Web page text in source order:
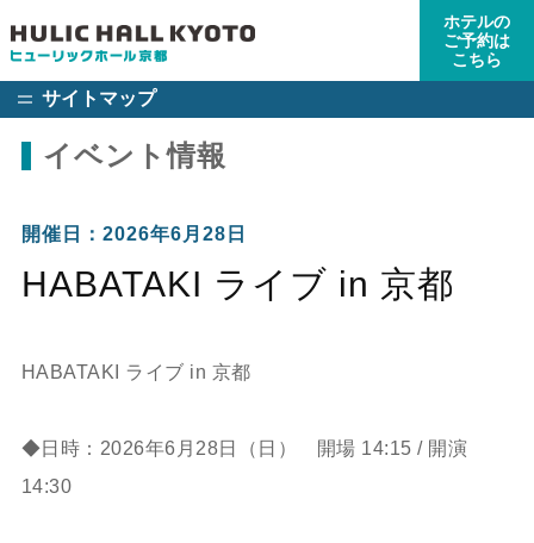
ホテルの
ご予約は
こちら
サイトマップ
イベント情報
開催日：2026年6月28日
HABATAKI ライブ in 京都
HABATAKI ライブ in 京都
◆日時：2026年6月28日（日） 開場 14:15 / 開演
14:30